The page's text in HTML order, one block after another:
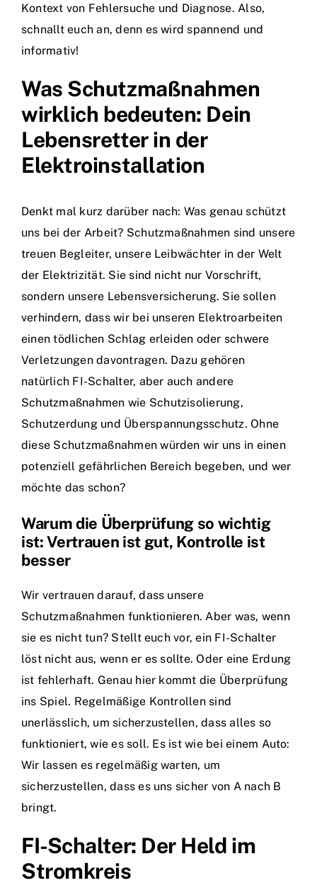
Kontext von Fehlersuche und Diagnose. Also,
schnallt euch an, denn es wird spannend und
informativ!
Was Schutzmaßnahmen
wirklich bedeuten: Dein
Lebensretter in der
Elektroinstallation
Denkt mal kurz darüber nach: Was genau schützt
uns bei der Arbeit? Schutzmaßnahmen sind unsere
treuen Begleiter, unsere Leibwächter in der Welt
der Elektrizität. Sie sind nicht nur Vorschrift,
sondern unsere Lebensversicherung. Sie sollen
verhindern, dass wir bei unseren Elektroarbeiten
einen tödlichen Schlag erleiden oder schwere
Verletzungen davontragen. Dazu gehören
natürlich FI-Schalter, aber auch andere
Schutzmaßnahmen wie Schutzisolierung,
Schutzerdung und Überspannungsschutz. Ohne
diese Schutzmaßnahmen würden wir uns in einen
potenziell gefährlichen Bereich begeben, und wer
möchte das schon?
Warum die Überprüfung so wichtig
ist: Vertrauen ist gut, Kontrolle ist
besser
Wir vertrauen darauf, dass unsere
Schutzmaßnahmen funktionieren. Aber was, wenn
sie es nicht tun? Stellt euch vor, ein FI-Schalter
löst nicht aus, wenn er es sollte. Oder eine Erdung
ist fehlerhaft. Genau hier kommt die Überprüfung
ins Spiel. Regelmäßige Kontrollen sind
unerlässlich, um sicherzustellen, dass alles so
funktioniert, wie es soll. Es ist wie bei einem Auto:
Wir lassen es regelmäßig warten, um
sicherzustellen, dass es uns sicher von A nach B
bringt.
FI-Schalter: Der Held im
Stromkreis